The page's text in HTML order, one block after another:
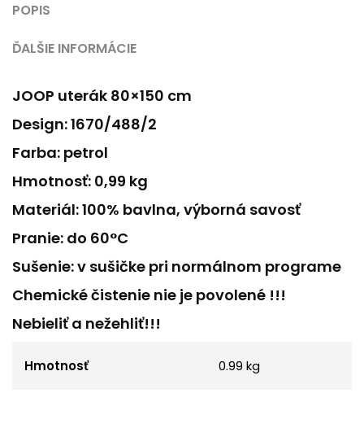
POPIS
ĎALŠIE INFORMÁCIE
JOOP uterák 80×150 cm
Design: 1670/488/2
Farba: petrol
Hmotnosť: 0,99 kg
Materiál: 100% bavlna, výborná savosť
Pranie: do 60°C
Sušenie: v sušičke pri normálnom programe
Chemické čistenie nie je povolené !!!
Nebieliť a nežehliť!!!
Hmotnosť 0.99 kg